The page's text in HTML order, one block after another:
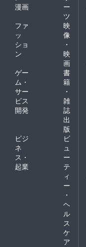
漫画
ー
ツ
ファ
ッ
ショ
ン
映
像
・
映
画
ゲー
ム・
サー
ビス
開発
書
籍
・
雑
誌
出
版
ビジ
ネ
ス・
起業
ビ
ュ
ー
テ
ィ
ー
・
ヘ
ル
ス
ケ
ア